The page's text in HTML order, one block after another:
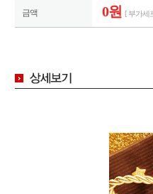
금액 0원 [ 부가세